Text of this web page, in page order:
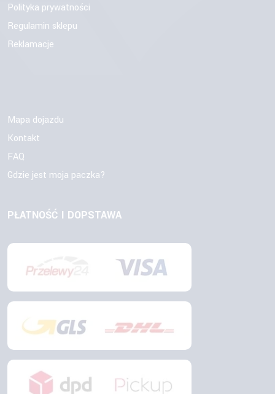
Polityka prywatności
Regulamin sklepu
Reklamacje
Mapa dojazdu
Kontakt
FAQ
Gdzie jest moja paczka?
PŁATNOŚĆ I DOPSTAWA